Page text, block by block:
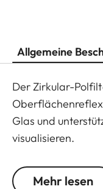
Allgemeine
Der Zirkular-
Glas und
visualisieren.
Mehr lesen